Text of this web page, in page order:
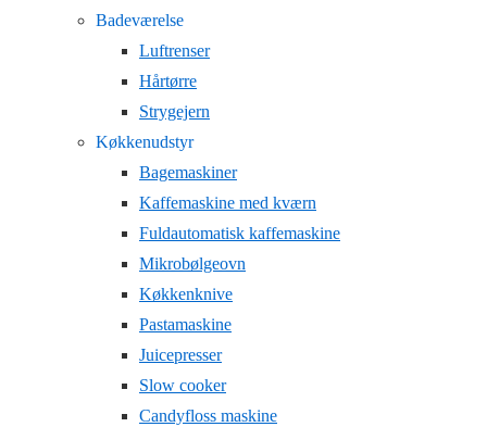
Badeværelse
Luftrenser
Hårtørre
Strygejern
Køkkenudstyr
Bagemaskiner
Kaffemaskine med kværn
Fuldautomatisk kaffemaskine
Mikrobølgeovn
Køkkenknive
Pastamaskine
Juicepresser
Slow cooker
Candyfloss maskine